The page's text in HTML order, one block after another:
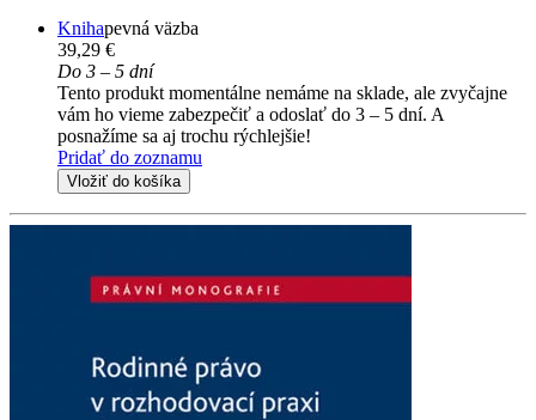
Knihapevná väzba
39,29 €
Do 3 – 5 dní
Tento produkt momentálne nemáme na sklade, ale zvyčajne
vám ho vieme zabezpečiť a odoslať do 3 – 5 dní. A
posnažíme sa aj trochu rýchlejšie!
Pridať do zoznamu
Vložiť do košíka